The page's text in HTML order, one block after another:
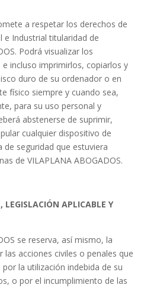
a respetar los derechos de
e Industrial titularidad de
Podrá visualizar los
incluso imprimirlos, copiarlos y
duro de su ordenador o en
físico siempre y cuando sea,
para su uso personal y
abstenerse de suprimir,
cualquier dispositivo de
seguridad que estuviera
de VILAPLANA ABOGADOS.
LEGISLACIÓN APLICABLE Y
se reserva, así mismo, la
las acciones civiles o penales que
la utilización indebida de su
o por el incumplimiento de las